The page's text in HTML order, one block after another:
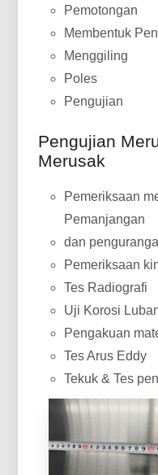
Pemotongan
Membentuk
Menggiling
Poles
Pengujian
Pengujian
Merusak
Pemeriksaan
Pemanjangan
dan
Pemeriksaan
Tes Radiografi
Uji Korosi
Pengakuan
Tes Arus Eddy
Tekuk & Tes